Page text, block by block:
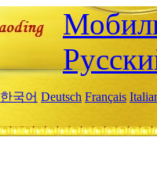
한국어 Deutsch Français